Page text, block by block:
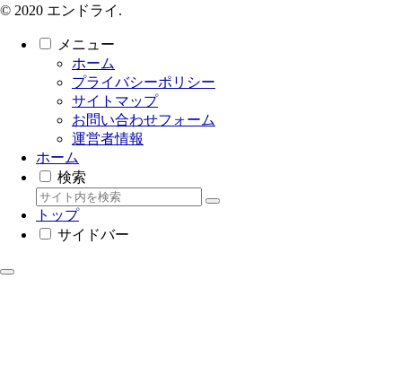
© 2020 エンドライ.
メニュー
ホーム
プライバシーポリシー
サイトマップ
お問い合わせフォーム
運営者情報
ホーム
検索
トップ
サイドバー